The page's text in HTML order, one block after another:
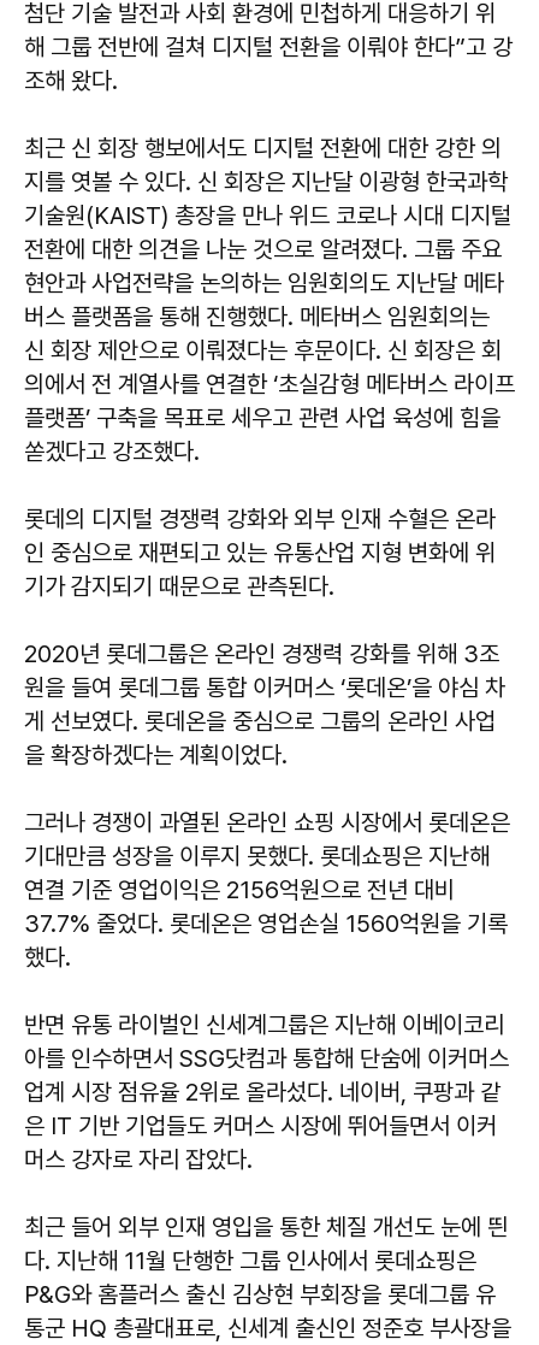
첨단 기술 발전과 사회 환경에 민첩하게 대응하기 위
해 그룹 전반에 걸쳐 디지털 전환을 이뤄야 한다”고 강
조해 왔다.
최근 신 회장 행보에서도 디지털 전환에 대한 강한 의
지를 엿볼 수 있다. 신 회장은 지난달 이광형 한국과학
기술원(KAIST) 총장을 만나 위드 코로나 시대 디지털
전환에 대한 의견을 나눈 것으로 알려졌다. 그룹 주요
현안과 사업전략을 논의하는 임원회의도 지난달 메타
버스 플랫폼을 통해 진행했다. 메타버스 임원회의는
신 회장 제안으로 이뤄졌다는 후문이다. 신 회장은 회
의에서 전 계열사를 연결한 ‘초실감형 메타버스 라이프
플랫폼’ 구축을 목표로 세우고 관련 사업 육성에 힘을
쏟겠다고 강조했다.
롯데의 디지털 경쟁력 강화와 외부 인재 수혈은 온라
인 중심으로 재편되고 있는 유통산업 지형 변화에 위
기가 감지되기 때문으로 관측된다.
2020년 롯데그룹은 온라인 경쟁력 강화를 위해 3조
원을 들여 롯데그룹 통합 이커머스 ‘롯데온’을 야심 차
게 선보였다. 롯데온을 중심으로 그룹의 온라인 사업
을 확장하겠다는 계획이었다.
그러나 경쟁이 과열된 온라인 쇼핑 시장에서 롯데온은
기대만큼 성장을 이루지 못했다. 롯데쇼핑은 지난해
연결 기준 영업이익은 2156억원으로 전년 대비
37.7% 줄었다. 롯데온은 영업손실 1560억원을 기록
했다.
반면 유통 라이벌인 신세계그룹은 지난해 이베이코리
아를 인수하면서 SSG닷컴과 통합해 단숨에 이커머스
업계 시장 점유율 2위로 올라섰다. 네이버, 쿠팡과 같
은 IT 기반 기업들도 커머스 시장에 뛰어들면서 이커
머스 강자로 자리 잡았다.
최근 들어 외부 인재 영입을 통한 체질 개선도 눈에 띈
다. 지난해 11월 단행한 그룹 인사에서 롯데쇼핑은
P&G와 홈플러스 출신 김상현 부회장을 롯데그룹 유
통군 HQ 총괄대표로, 신세계 출신인 정준호 부사장을